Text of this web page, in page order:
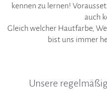
kennen zu lernen!
auch
Gleich welcher Hautfarbe,
bist uns immer
Unsere